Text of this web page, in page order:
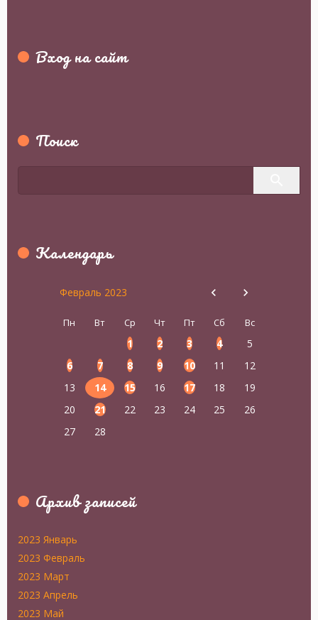
Вход на сайт
Поиск
Календарь
Февраль 2023
Пн Вт Ср Чт Пт Сб Вс
1 2 3 4
5
6
7 8 9 10 11
12
13
14 15 16 17 18
19
20
21 22 23 24 25
26
27
28
Архив записей
2023 Январь
2023 Февраль
2023 Март
2023 Апрель
2023 Май